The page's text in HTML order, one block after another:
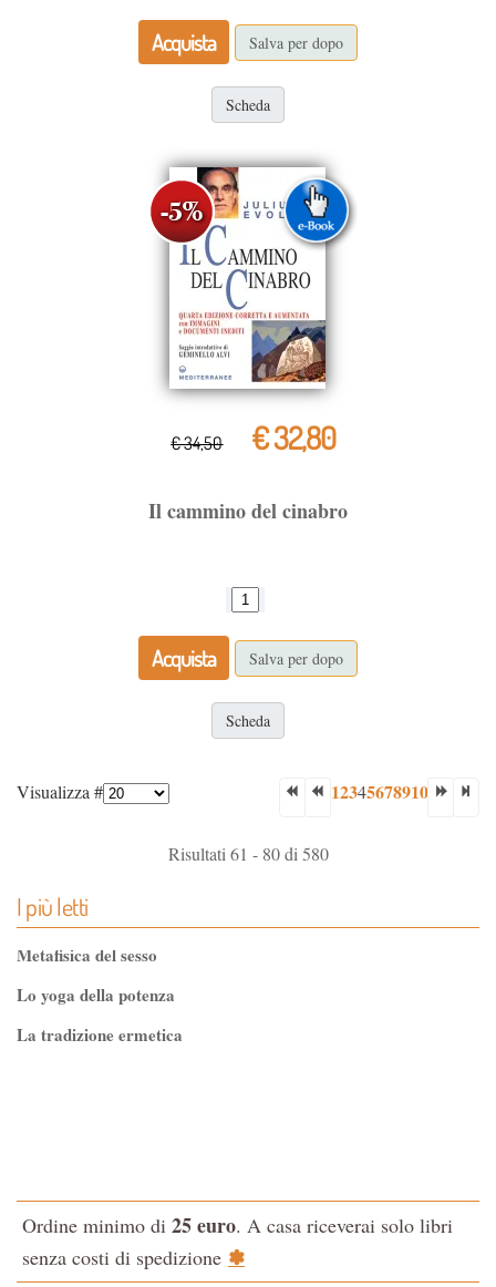
Acquista Salva per dopo
Scheda
€ 34,50 € 32,80
Il cammino del cinabro
Acquista Salva per dopo
Scheda
Visualizza # 12345678910
Risultati 61 - 80 di 580
I più letti
Metafisica del sesso
Lo yoga della potenza
La tradizione ermetica
La Cabala
Il potere del serpente
Ordine minimo di 25 euro. A casa riceverai solo libri
senza costi di spedizione ✽